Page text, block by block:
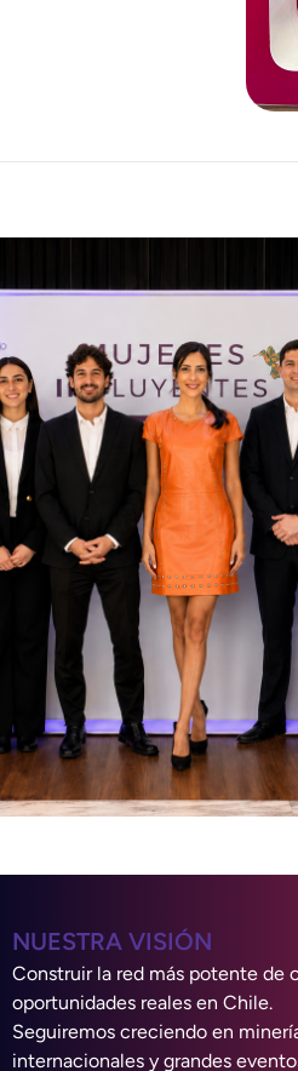
NUESTRA VISIÓN
Construir la red más potente de
oportunidades reales en Chile.
Seguiremos creciendo en
internacionales y grandes